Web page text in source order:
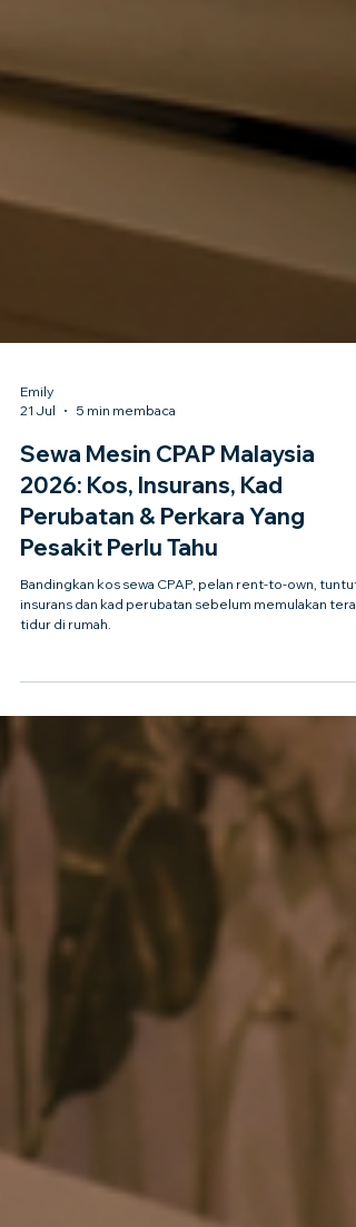
21 Jul
5 min membaca
Sewa Mesin CPAP Malaysia
2026: Kos, Insurans, Kad
Perubatan & Perkara Yang
Pesakit Perlu Tahu
Bandingkan kos sewa CPAP, pelan rent-to-own,